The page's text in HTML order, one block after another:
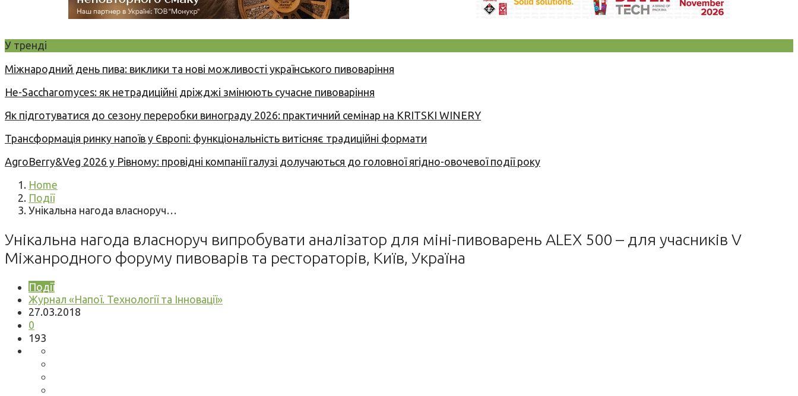
У тренді
Міжнародний день пива: виклики та нові можливості українського пивоваріння
Не-Saccharomyces: як нетрадиційні дріжджі змінюють сучасне пивоваріння
Як підготуватися до сезону переробки винограду 2026: практичний семінар на KRITSKI WINERY
Трансформація ринку напоїв у Європі: функціональність витісняє традиційні формати
AgroBerry&Veg 2026 у Рівному: провідні компанії галузі долучаються до головної ягідно-овочевої події року
Home
Події
Унікальна нагода власноруч…
Унікальна нагода власноруч випробувати аналізатор для міні-пивоварень ALEX 500 – для учасників V
Міжанродного форуму пивоварів та рестораторів, Київ, Україна
Події
Журнал «Напої. Технології та Інновації»
27.03.2018
0
193